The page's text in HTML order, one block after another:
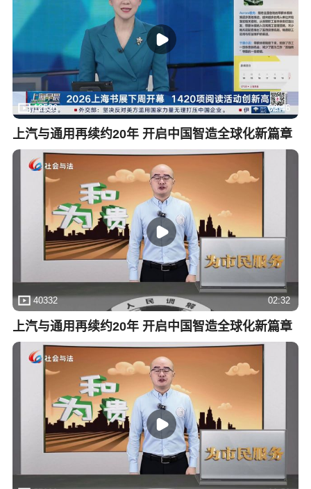
12526 02:46
上汽与通用再续约20年 开启中国智造全球化新篇章
40332 02:32
上汽与通用再续约20年 开启中国智造全球化新篇章